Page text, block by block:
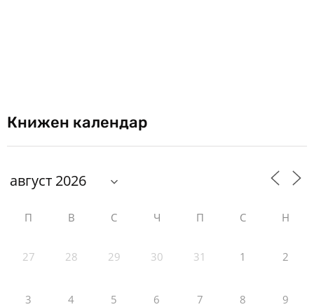
Книжен календар
П В С Ч П С Н
27 28 29 30 31 1 2
3 4 5 6 7 8 9